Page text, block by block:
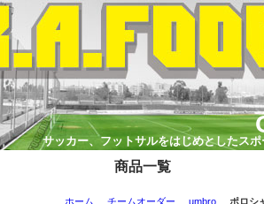
サッカー、フットサルをはじめとしたス
商品一覧
ホーム チームオーダー umbro ポロシ